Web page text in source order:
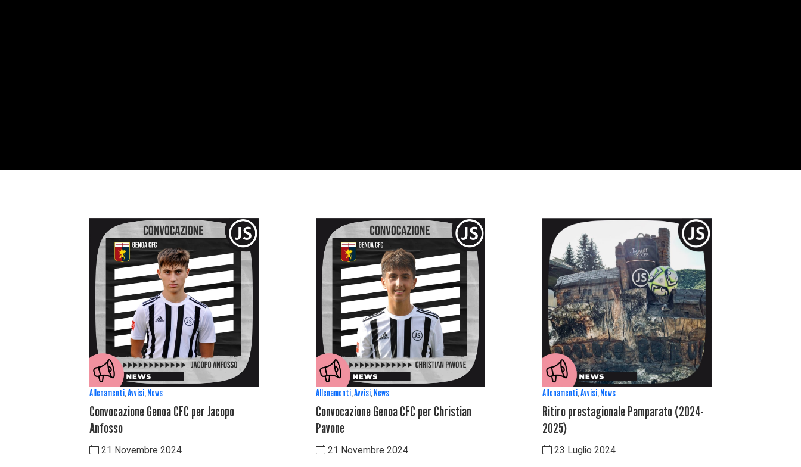
Allenamenti,Avvisi,News
Convocazione Genoa CFC per Jacopo
Anfosso
21 Novembre 2024
Allenamenti,Avvisi,News
Convocazione Genoa CFC per Christian
Pavone
21 Novembre 2024
Allenamenti,Avvisi,News
Ritiro prestagionale Pamparato (2024-
2025)
23 Luglio 2024